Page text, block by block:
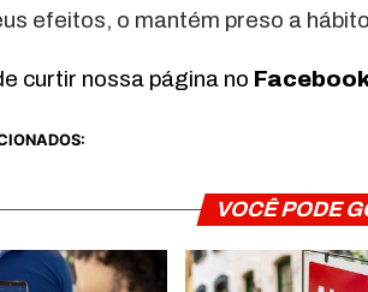
efeitos, o mantém preso a
curtir nossa página no
VOCÊ PODE